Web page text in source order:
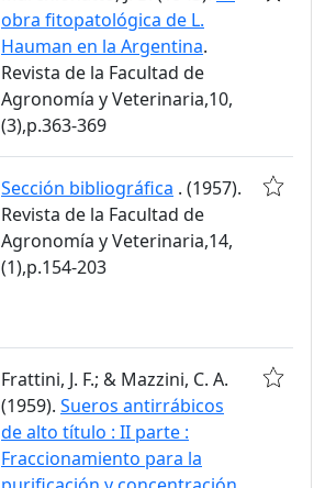
obra fitopatológica de L.
Hauman en la Argentina.
Revista de la Facultad de
Agronomía y Veterinaria,10,
(3),p.363-369
Sección bibliográfica . (1957).
Revista de la Facultad de
Agronomía y Veterinaria,14,
(1),p.154-203
Frattini, J. F.; & Mazzini, C. A.
(1959). Sueros antirrábicos
de alto título : II parte :
Fraccionamiento para la